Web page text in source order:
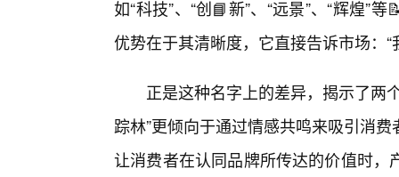
如“科技”、“创📘新”、“远景”、“辉煌”
优势在于其清晰度，它直接告诉市场：
正是这种名字上的差异，揭示了两
踪林”更倾向于通过情感共鸣来吸引消
让消费者在认同品牌所传达的价值时